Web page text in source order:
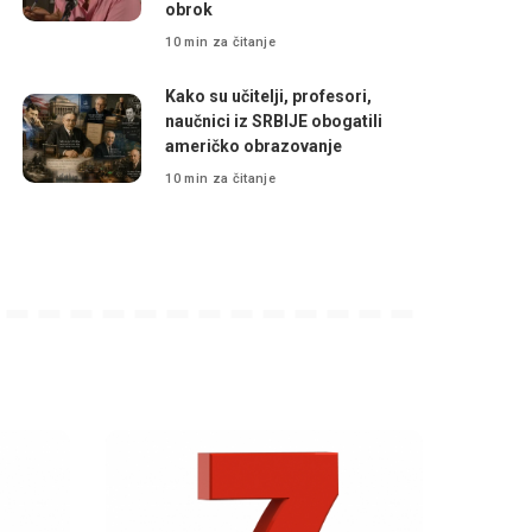
obrok
10 min za čitanje
Kako su učitelji, profesori,
naučnici iz SRBIJE obogatili
američko obrazovanje
10 min za čitanje